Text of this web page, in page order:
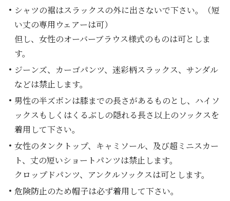
シャツの裾はスラックスの外に出さないで下さい。（短
い丈の専用ウェアーは可）
但し、女性のオーバーブラウス様式のものは可としま
す。
ジーンズ、カーゴパンツ、迷彩柄スラックス、サンダル
などは禁止します。
男性の半ズボンは膝までの長さがあるものとし、ハイソ
ックスもしくはくるぶしの隠れる長さ以上のソックスを
着用して下さい。
女性のタンクトップ、キャミソール、及び超ミニスカー
ト、丈の短いショートパンツは禁止します。
クロップドパンツ、アンクルソックスは可とします。
危険防止のため帽子は必ず着用して下さい。